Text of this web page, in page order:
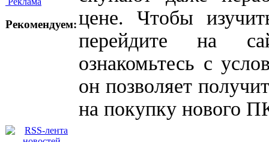
Рекомендуем:цене. Чтобы
перейдите на
ознакомьтесь с
он позволяет
на покупку нового